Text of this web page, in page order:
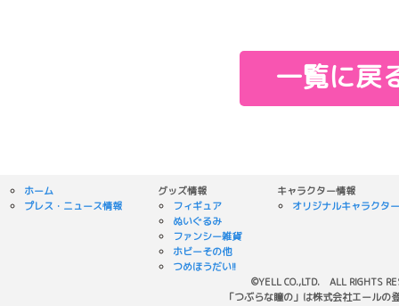
一覧に戻
ホーム
プレス・ニュース情報
グッズ情報
フィギュア
ぬいぐるみ
ファンシー雑貨
ホビーその他
つめほうだい!!
キャラクター情報
オリジナルキャラクター
©YELL CO.,LTD. ALL RIGHTS
「つぶらな瞳の」は株式会社エールの